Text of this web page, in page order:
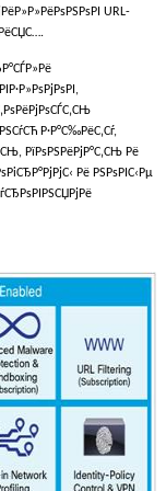
URL-
Р·Р°С‰РёС‚Сѓ,
РїРѕРЅРёРјР°С‚СЊ Рё
Рё РЅРѕРІС‹Рµ